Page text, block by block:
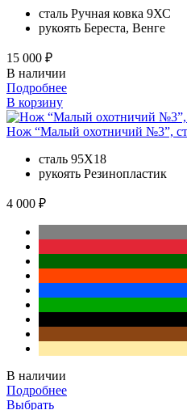
сталь Ручная ковка 9ХС
рукоять Береста, Венге
15 000 ₽
В наличии
Подробнее
В корзину
Нож “Малый охотничий №3”,
сталь 95Х18
рукоять Резинопластик
4 000 ₽
В наличии
Подробнее
Выбрать